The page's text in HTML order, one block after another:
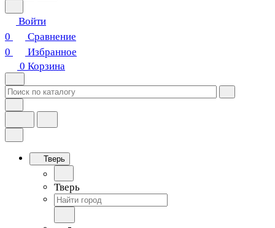
Войти
0
Сравнение
0
Избранное
0 Корзина
Тверь
Тверь